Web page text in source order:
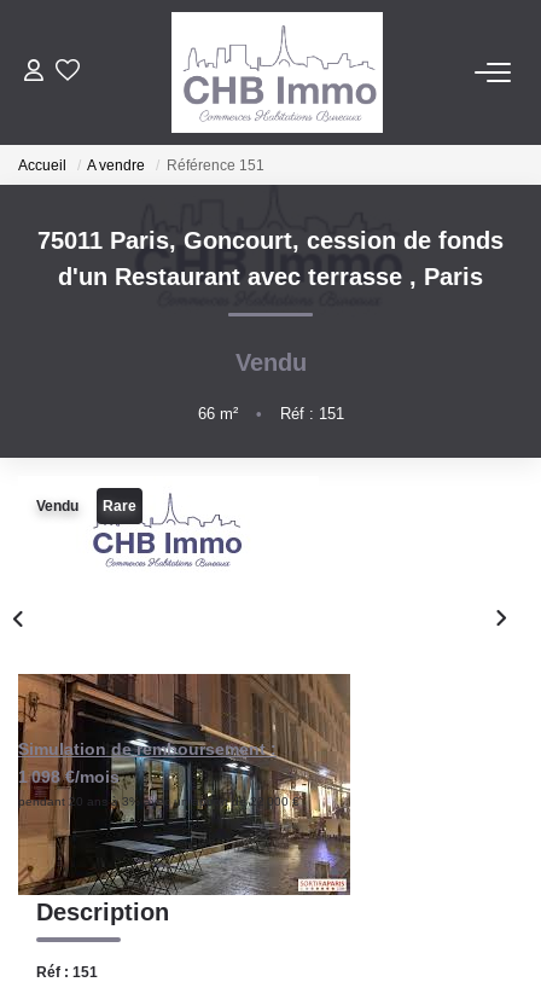
ESTIMATION
CESSIONS DE FONDS
GESTION
Notre Lexique
Accueil A vendre Référence 151
75011 Paris, Goncourt, cession de fonds
d'un Restaurant avec terrasse , Paris
Vendu
66m² • Réf : 151
Vendu Rare
Simulation de remboursement :
1 098 €/mois
pendant 20 ans à 3% avec un apport de 22 000 €
Description
Réf : 151